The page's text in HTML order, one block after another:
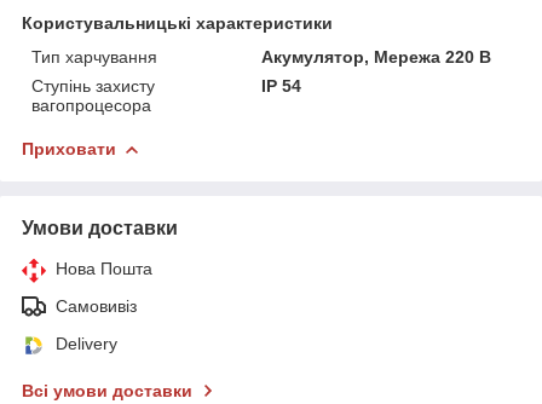
Користувальницькі характеристики
Тип харчування
Акумулятор, Мережа 220 В
Ступінь захисту
вагопроцесора
IP 54
Приховати
Умови доставки
Нова Пошта
Самовивіз
Delivery
Всі умови доставки